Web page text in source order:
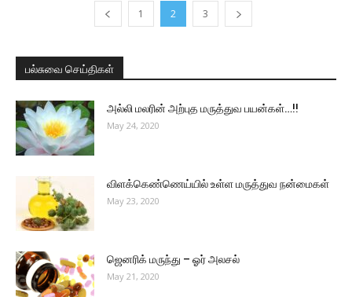
1 2 3
பல்சுவை செய்திகள்
அல்லி மலரின் அற்புத மருத்துவ பயன்கள்…!!
May 24, 2020
விளக்கெண்ணெய்யில் உள்ள மருத்துவ நன்மைகள்
May 23, 2020
ஜெனரிக் மருந்து – ஓர் அலசல்
May 21, 2020